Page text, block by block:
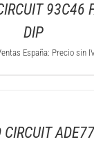
93C46
DIP
España: Precio sin
CIRCUIT